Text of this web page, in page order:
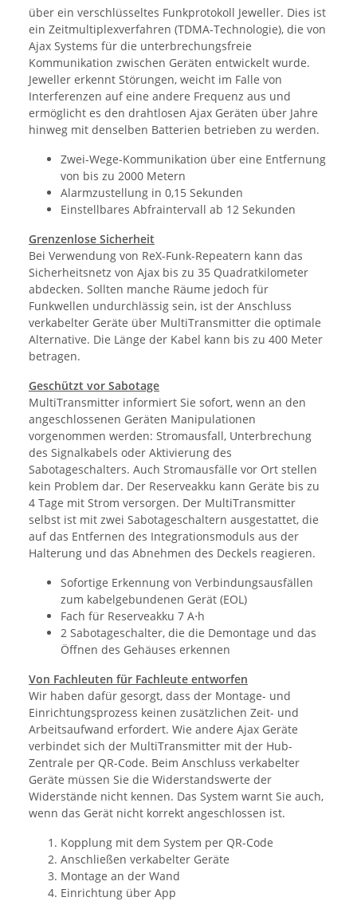
über ein verschlüsseltes Funkprotokoll Jeweller. Dies ist
ein Zeitmultiplexverfahren (TDMA-Technologie), die von
Ajax Systems für die unterbrechungsfreie
Kommunikation zwischen Geräten entwickelt wurde.
Jeweller erkennt Störungen, weicht im Falle von
Interferenzen auf eine andere Frequenz aus und
ermöglicht es den drahtlosen Ajax Geräten über Jahre
hinweg mit denselben Batterien betrieben zu werden.
Zwei-Wege-Kommunikation über eine Entfernung
von bis zu 2000 Metern
Alarmzustellung in 0,15 Sekunden
Einstellbares Abfraintervall ab 12 Sekunden
Grenzenlose Sicherheit
Bei Verwendung von ReX-Funk-Repeatern kann das
Sicherheitsnetz von Ajax bis zu 35 Quadratkilometer
abdecken. Sollten manche Räume jedoch für
Funkwellen undurchlässig sein, ist der Anschluss
verkabelter Geräte über MultiTransmitter die optimale
Alternative. Die Länge der Kabel kann bis zu 400 Meter
betragen.
Geschützt vor Sabotage
MultiTransmitter informiert Sie sofort, wenn an den
angeschlossenen Geräten Manipulationen
vorgenommen werden: Stromausfall, Unterbrechung
des Signalkabels oder Aktivierung des
Sabotageschalters. Auch Stromausfälle vor Ort stellen
kein Problem dar. Der Reserveakku kann Geräte bis zu
4 Tage mit Strom versorgen. Der MultiTransmitter
selbst ist mit zwei Sabotageschaltern ausgestattet, die
auf das Entfernen des Integrationsmoduls aus der
Halterung und das Abnehmen des Deckels reagieren.
Sofortige Erkennung von Verbindungsausfällen
zum kabelgebundenen Gerät (EOL)
Fach für Reserveakku 7 A⋅h
2 Sabotageschalter, die die Demontage und das
Öffnen des Gehäuses erkennen
Von Fachleuten für Fachleute entworfen
Wir haben dafür gesorgt, dass der Montage- und
Einrichtungsprozess keinen zusätzlichen Zeit- und
Arbeitsaufwand erfordert. Wie andere Ajax Geräte
verbindet sich der MultiTransmitter mit der Hub-
Zentrale per QR-Code. Beim Anschluss verkabelter
Geräte müssen Sie die Widerstandswerte der
Widerstände nicht kennen. Das System warnt Sie auch,
wenn das Gerät nicht korrekt angeschlossen ist.
Kopplung mit dem System per QR-Code
Anschließen verkabelter Geräte
Montage an der Wand
Einrichtung über App